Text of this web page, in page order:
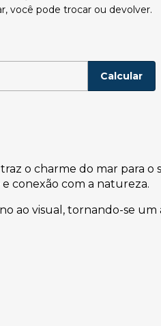
você pode trocar ou devolver.
Calcular
o charme do mar para o
conexão com a natureza.
ao visual, tornando-se um